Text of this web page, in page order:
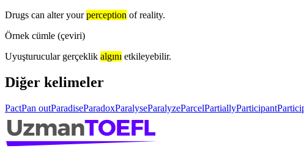
Drugs can alter your perception of reality.
Örnek cümle (çeviri)
Uyuşturucular gerçeklik algını etkileyebilir.
Diğer kelimeler
PactPan outParadiseParadoxParalyseParalyzeParcelPartiallyParticipant